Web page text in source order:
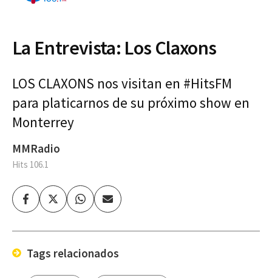
La Entrevista: Los Claxons
LOS CLAXONS nos visitan en #HitsFM
para platicarnos de su próximo show en
Monterrey
MMRadio
Hits 106.1
FacebookTwitterWhatsapp
Enviar
por
Tags relacionados